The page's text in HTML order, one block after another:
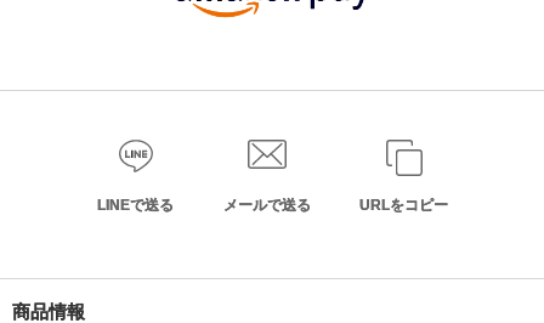
LINEで送る メールで送る URLをコピー
商品情報